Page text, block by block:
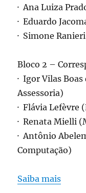
· Ana Luiza
· Eduardo
· Simone
Bloco 2 –
· Igor Vilas
Assessoria)
· Flávia Lefèvre
· Renata Mielli
· Antônio
Computação)
Saiba mais